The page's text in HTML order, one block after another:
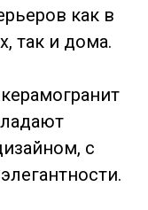
как в
так и дома.
с